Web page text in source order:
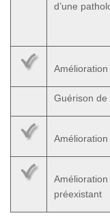
d’une
Amélioration
Guérison de
Amélioration
préexistant